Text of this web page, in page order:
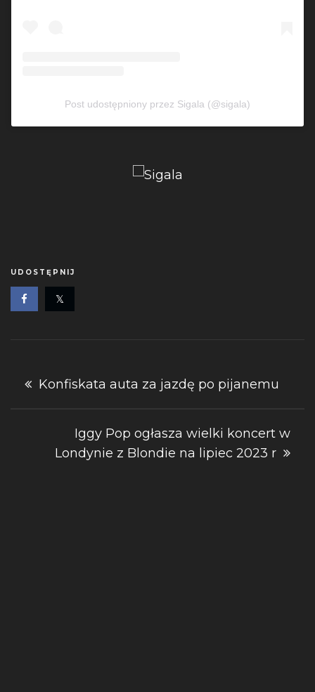
Post udostępniony przez Sigala (@sigala)
UDOSTĘPNIJ
Nawigacja
Konfiskata auta za jazdę po pijanemu
Iggy Pop ogłasza wielki koncert w
Londynie z Blondie na lipiec 2023 r